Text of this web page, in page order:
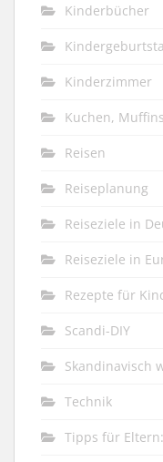
Kinderbücher
Kinderzimmer
Kuchen,
Reisen
Reiseplanung
Reiseziele in
Reiseziele in
Rezepte für
Scandi-DIY
Skandinavisch
Technik
Tipps für